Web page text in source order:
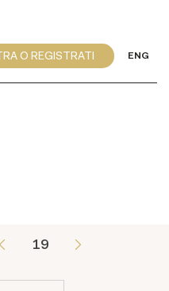
ENG